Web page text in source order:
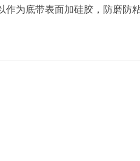
作为底带表面加硅胶，防磨